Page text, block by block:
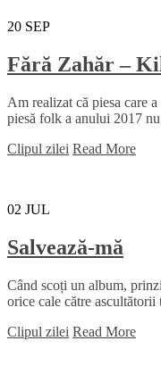
20 SEP
Fără Zahăr –
Am realizat că piesa care
piesă folk a anului 2017
Clipul zilei Read More
02 JUL
Salvează-mă
Când scoți un album,
orice cale către
Clipul zilei Read More